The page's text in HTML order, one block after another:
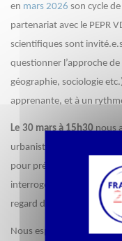
en mars 2026 son cycle
partenariat avec le PEPR
scientifiques sont
questionner l’approche
géographie, sociologie
apprenante, et à un
Le 30 mars à 15h30nous
urbaniste spécialisée
pour présenter d’une
interroger d’autre part la
regard des enjeux
Nous espérons vous y